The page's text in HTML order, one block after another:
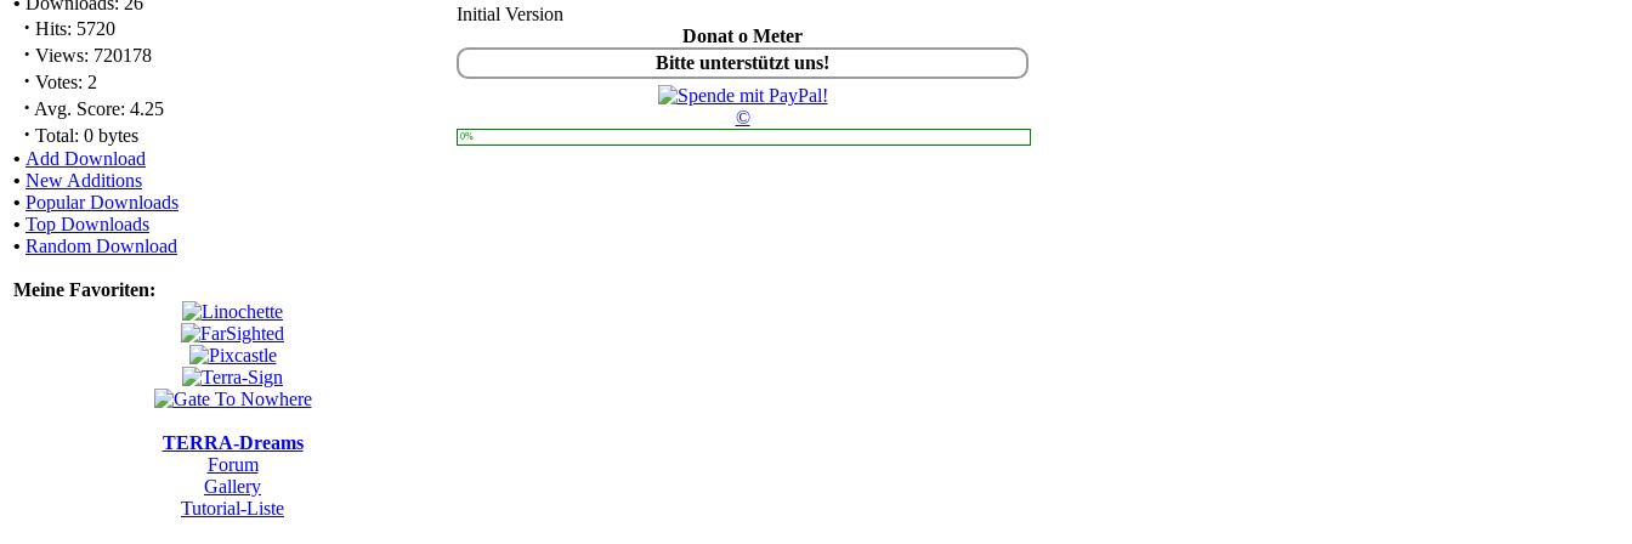
· Hits: 5720
· Views: 720178
· Votes: 2
· Avg. Score: 4.25
· Total: 0 bytes
• Add Download
• New Additions
• Popular Downloads
• Top Downloads
• Random Download
Meine Favoriten:
TERRA-Dreams
Forum
Gallery
Tutorial-Liste
Initial Version
Donat o Meter
Bitte unterstützt uns!
©
0%